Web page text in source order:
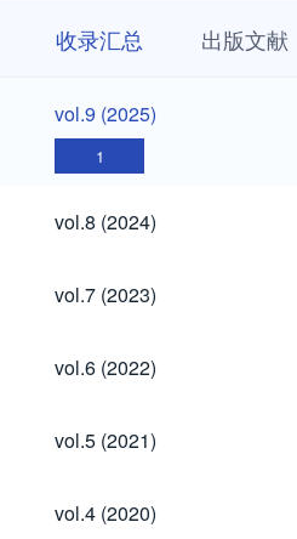
收录汇总 出版文献
vol.9
(2025)
vol.9 (2025)
1
vol.8
(2024)
vol.8 (2024)
vol.7
(2023)
vol.7 (2023)
vol.6
(2022)
vol.6 (2022)
vol.5
(2021)
vol.5 (2021)
vol.4
(2020)
vol.4 (2020)